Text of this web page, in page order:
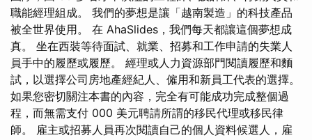
職能經理組成。 我們的夢想是讓「越南製造」的科技產品
被全世界使用。 在 AhaSlides，我們每天都讓這個夢想成
真。 坐在西裝等待面試、就業、招募和工作申請的失業人
員手中的履歷或履歷。 經理或人力資源部門閱讀履歷和麵
試，以選擇公司房地產經紀人、僱用和新員工代表的選擇。
如果您密切關注本書的內容，完全有可能成功完成整個過
程，而無需支付 000 美元聘請所謂的移民代理或移民律
師。 雇主或招募人員再次閱讀自己的個人資料候選人，雇